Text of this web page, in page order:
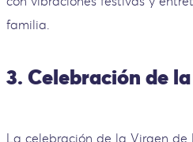
familia.
3. Celebración de
La celebración de la Virgen de